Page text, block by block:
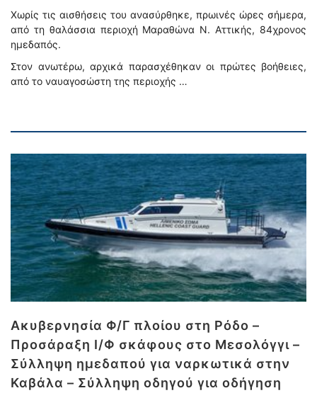
Χωρίς τις αισθήσεις του ανασύρθηκε, πρωινές ώρες σήμερα,
από τη θαλάσσια περιοχή Μαραθώνα Ν. Αττικής, 84χρονος
ημεδαπός.
Στον ανωτέρω, αρχικά παρασχέθηκαν οι πρώτες βοήθειες,
από το ναυαγοσώστη της περιοχής …
Ακυβερνησία Φ/Γ πλοίου στη Ρόδο –
Προσάραξη Ι/Φ σκάφους στο Μεσολόγγι –
Σύλληψη ημεδαπού για ναρκωτικά στην
Καβάλα – Σύλληψη οδηγού για οδήγηση